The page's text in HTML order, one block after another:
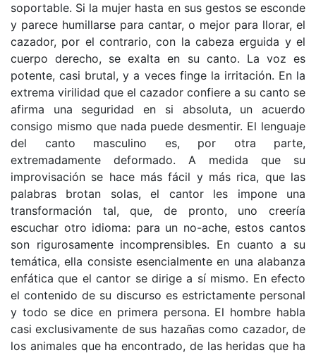
soportable. Si la mujer hasta en sus gestos se esconde
y parece humillarse para cantar, o mejor para llorar, el
cazador, por el contrario, con la cabeza erguida y el
cuerpo derecho, se exalta en su canto. La voz es
potente, casi brutal, y a veces finge la irritación. En la
extrema virilidad que el cazador confiere a su canto se
afirma una seguridad en si absoluta, un acuerdo
consigo mismo que nada puede desmentir. El lenguaje
del canto masculino es, por otra parte,
extremadamente deformado. A medida que su
improvisación se hace más fácil y más rica, que las
palabras brotan solas, el cantor les impone una
transformación tal, que, de pronto, uno creería
escuchar otro idioma: para un no-ache, estos cantos
son rigurosamente incomprensibles. En cuanto a su
temática, ella consiste esencialmente en una alabanza
enfática que el cantor se dirige a sí mismo. En efecto
el contenido de su discurso es estrictamente personal
y todo se dice en primera persona. El hombre habla
casi exclusivamente de sus hazañas como cazador, de
los animales que ha encontrado, de las heridas que ha